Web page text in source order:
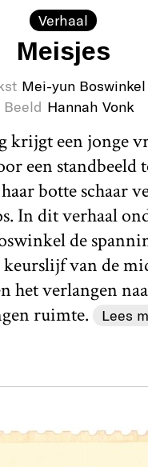
Verhaal
Meisjes
Mei-yun Boswinkel
Beeld Hannah Vonk
krijgt een jonge
een standbeeld
botte schaar
In dit verhaal
de
van de
het verlangen
ruimte.
Lees